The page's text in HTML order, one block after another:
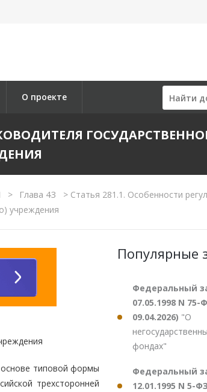
О проекте
> Глава 43 >Статья 281.1. Особенности
учреждения
основе типовой формы
трехсторонней
Популярные
Федеральный
07.05.1998 N
09.04.2026) "О
фондах"
Федеральный
12.01.1995 N 5-